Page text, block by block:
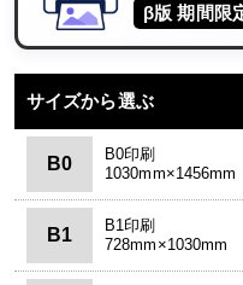
β版 期間限
サイズから選ぶ
B0
B0印刷
1030mm×1456mm
B1
B1印刷
728mm×1030mm